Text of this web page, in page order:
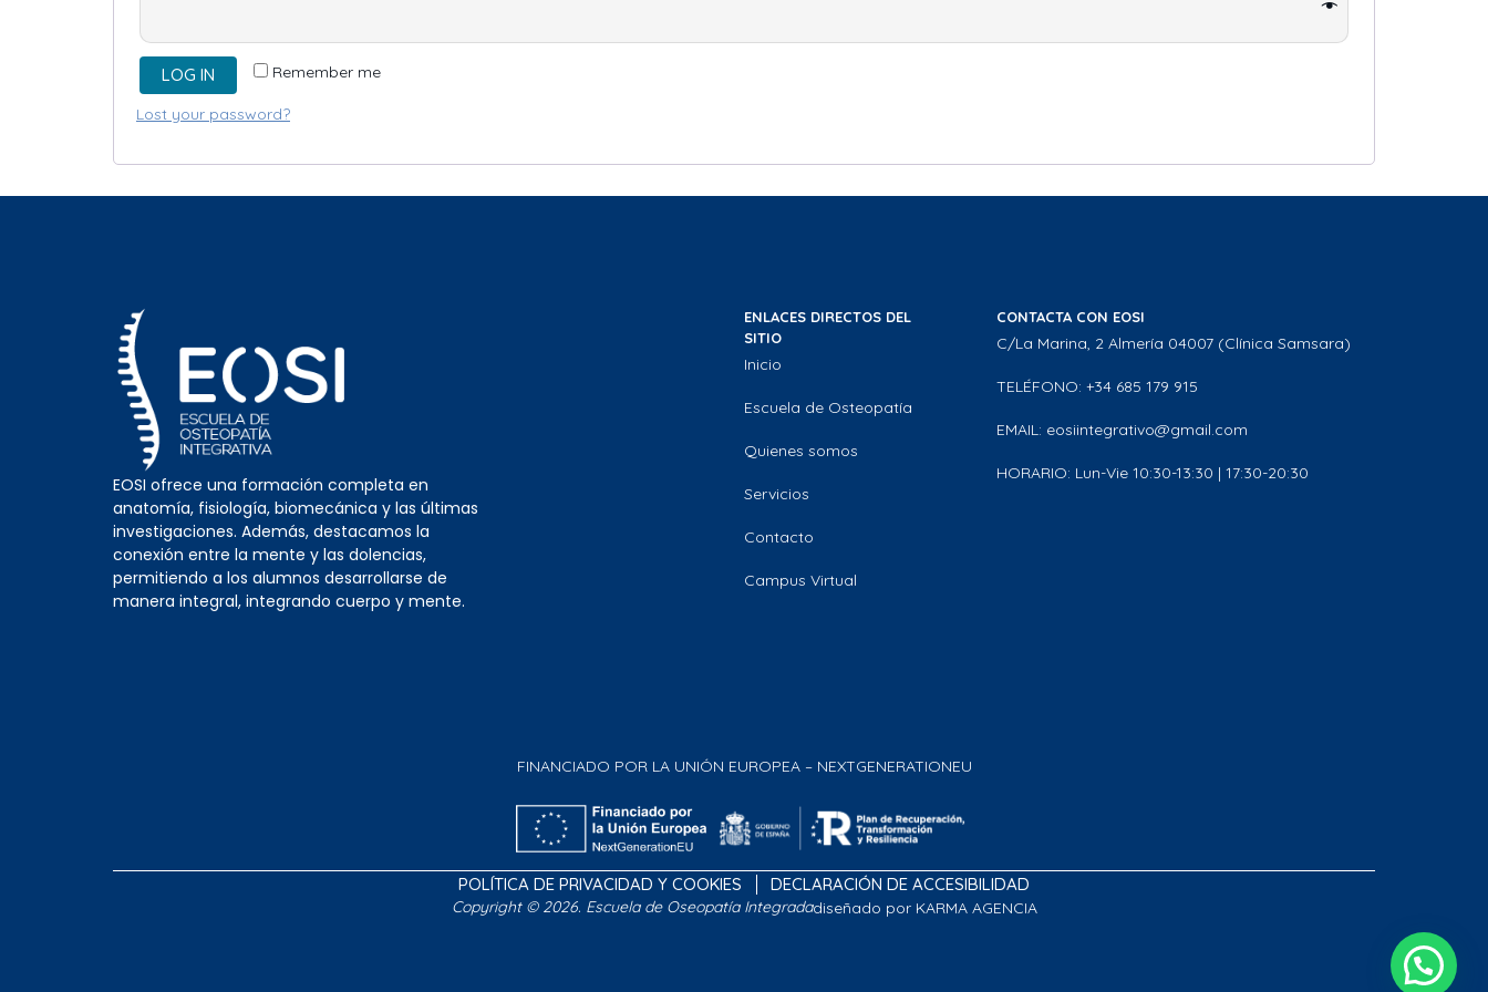
Remember me
LOG IN
Lost your password?
EOSI ofrece una formación completa en
anatomía, fisiología, biomecánica y las últimas
investigaciones. Además, destacamos la
conexión entre la mente y las dolencias,
permitiendo a los alumnos desarrollarse de
manera integral, integrando cuerpo y mente.
ENLACES DIRECTOS DEL
SITIO
Inicio
Escuela de Osteopatía
Quienes somos
Servicios
Contacto
Campus Virtual
CONTACTA CON EOSI
C/La Marina, 2 Almería 04007 (Clínica Samsara)
TELÉFONO: +34 685 179 915
EMAIL: eosiintegrativo@gmail.com
HORARIO: Lun-Vie 10:30-13:30 | 17:30-20:30
FINANCIADO POR LA UNIÓN EUROPEA – NEXTGENERATIONEU
POLÍTICA DE PRIVACIDAD Y COOKIES DECLARACIÓN DE ACCESIBILIDAD
Copyright © 2026. Escuela de Oseopatía Integradadiseñado por KARMA AGENCIA